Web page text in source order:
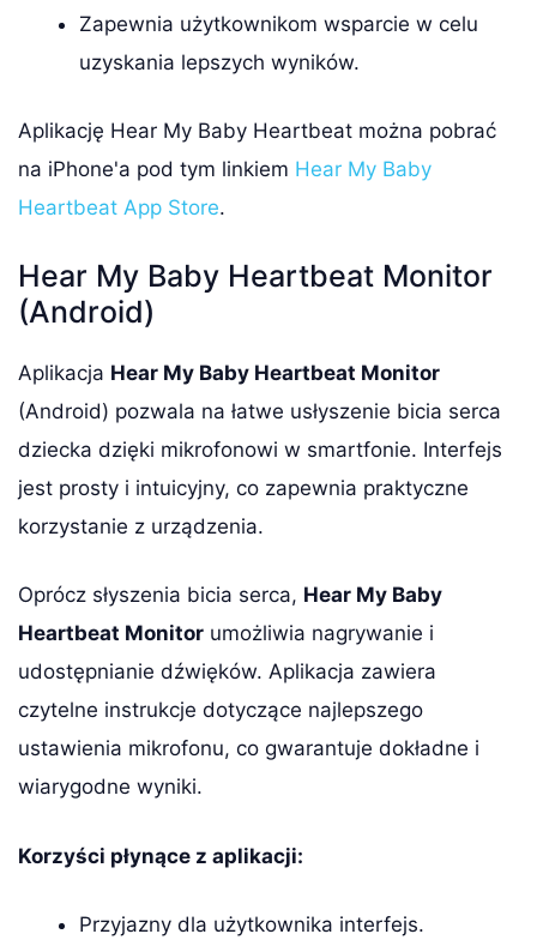
Zapewnia użytkownikom wsparcie w celu
uzyskania lepszych wyników.
Aplikację Hear My Baby Heartbeat można pobrać
na iPhone'a pod tym linkiem Hear My Baby
Heartbeat App Store.
Hear My Baby Heartbeat Monitor
(Android)
Aplikacja Hear My Baby Heartbeat Monitor
(Android) pozwala na łatwe usłyszenie bicia serca
dziecka dzięki mikrofonowi w smartfonie. Interfejs
jest prosty i intuicyjny, co zapewnia praktyczne
korzystanie z urządzenia.
Oprócz słyszenia bicia serca, Hear My Baby
Heartbeat Monitor umożliwia nagrywanie i
udostępnianie dźwięków. Aplikacja zawiera
czytelne instrukcje dotyczące najlepszego
ustawienia mikrofonu, co gwarantuje dokładne i
wiarygodne wyniki.
Korzyści płynące z aplikacji:
Przyjazny dla użytkownika interfejs.